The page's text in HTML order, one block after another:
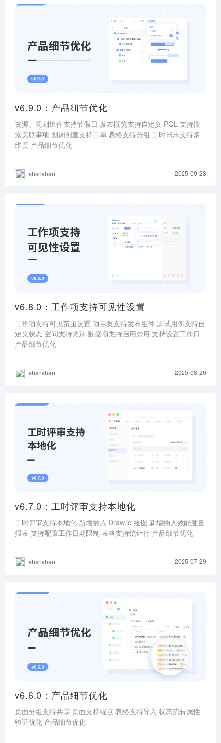
v6.9.0：产品细节优化
资源、规划组件支持节假日 发布概览支持自定义 PQL 支持搜
索关联事项 划词创建支持工单 表格支持分组 工时日志支持多
维度 产品细节优化
shanshan 2025-09-23
v6.8.0：工作项支持可见性设置
工作项支持可见范围设置 项目集支持发布组件 测试用例支持自
定义状态 空间支持类别 数据项支持启用禁用 支持设置工作日
产品细节优化
shanshan 2025-08-26
v6.7.0：工时评审支持本地化
工时评审支持本地化 新增插入 Draw.io 绘图 新增插入效能度量
报表 支持配置工作日期限制 表格支持统计行 产品细节优化
shanshan 2025-07-29
v6.6.0：产品细节优化
页面分组支持共享 页面支持锚点 表格支持导入 状态流转属性
验证优化 产品细节优化